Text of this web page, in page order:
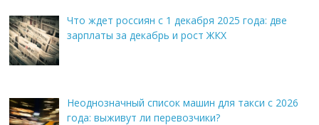
Что ждет россиян с 1 декабря 2025 года: две
зарплаты за декабрь и рост ЖКХ
Неоднозначный список машин для такси с 2026
года: выживут ли перевозчики?